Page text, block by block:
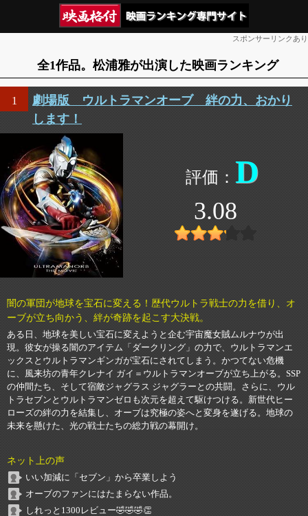
スポンサーリンクあり
全1作品。松浦雅が出演した映画ランキング
1
劇場版 ウルトラマンオーブ 絆の力、おかり
します！
D
3.08
闇の軍団が地球を宝石に変える！歴代ウルトラ戦士の力を借り、オ
ーブが立ち向かう、絆が奇跡を起こす大決戦。
ある日、地球を美しい宝石に変えようと企む宇宙魔女賊ムルナウが出
現。彼女が操る闇のアイテム「ダークリング」の力で、ウルトラマンエ
ックスとウルトラマンギンガが宝石にされてしまう。かつてない危機
に、風来坊の青年クレナイ ガイ＝ウルトラマンオーブが立ち上がる。SSP
の仲間たち、そして宿敵ジャグラス ジャグラーとの共闘。さらに、ウル
トラセブンとウルトラマンゼロも次元を超えて駆けつける。新世代ヒー
ローズの絆の力を結集し、オーブは究極の姿へと変身を遂げる。地球の
未来を懸けた、光の戦士たちの総力戦の幕開け。
ネット上の声
いい加減に「セブン」から卒業しよう
オーブのファンにはたまらない作品。
しれっと1300レビュー🤣🤣🤣👏